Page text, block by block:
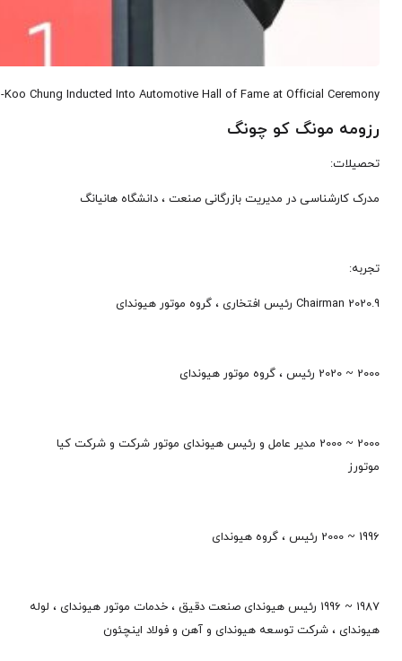
Chung Inducted Into Automotive Hall of Fame at Official Ceremony
رزومه مونگ کو چونگ
تحصیلات:
مدرک کارشناسی در مدیریت بازرگانی صنعت ، دانشگاه هانیانگ
تجربه:
2020.9 Chairman رئیس افتخاری ، گروه موتور هیوندای
2000 ~ 2020 رئیس ، گروه موتور هیوندای
2000 ~ 2000 مدیر عامل و رئیس هیوندای موتور شرکت و شرکت کیا
موتورز
1996 ~ 2000 رئیس ، گروه هیوندای
1987 ~ 1996 رئیس هیوندای صنعت دقیق ، خدمات موتور هیوندای ، لوله
هیوندای ، شرکت توسعه هیوندای و آهن و فولاد اینچئون